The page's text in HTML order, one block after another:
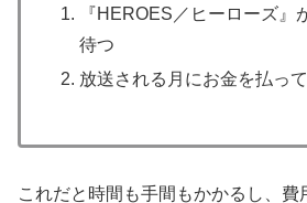
『HEROES／ヒーローズ』
待つ
放送される月にお金を払っ
これだと時間も手間もかかるし、費